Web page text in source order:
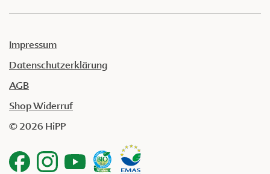
Impressum
Datenschutzerklärung
AGB
Shop Widerruf
© 2026 HiPP